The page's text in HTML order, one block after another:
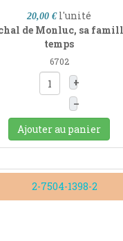
20,00 € l'unité
de Monluc, sa
temps
6702
+
–
Ajouter au panier